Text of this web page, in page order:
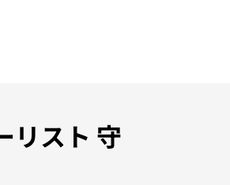
リスト 守